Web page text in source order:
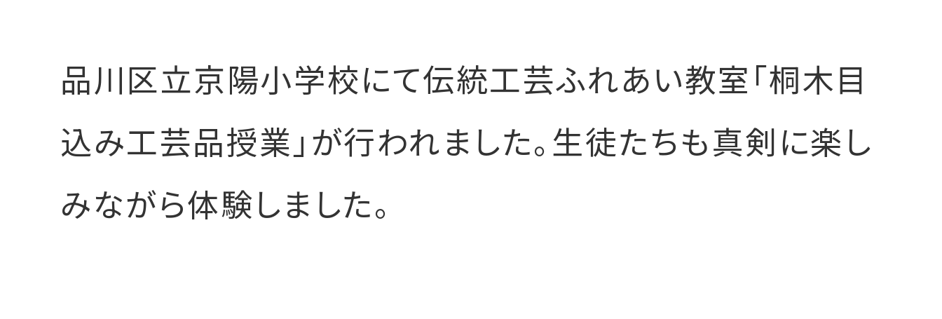
品川区立京陽小学校にて伝統工芸ふれあい教室「桐木目
込み工芸品授業」が行われました。生徒たちも真剣に楽し
みながら体験しました。